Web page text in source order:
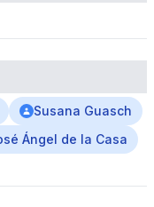
Susana Guasch
Ángel de la Casa